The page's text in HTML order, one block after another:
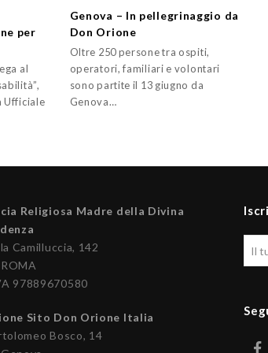
per
al
Ufficiale
Genova – In pellegrinaggio da
Don Orione
Oltre 250 persone tra ospiti,
operatori, familiari e volontari
sono partite il 13 giugno da
Genova…
Religiosa Madre della Divina
Camilluccia, 142
97889670580
Sito Don Orione Italia
Bosco, 14